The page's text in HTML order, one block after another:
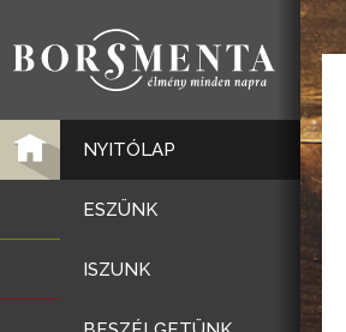
NYITÓLAP
ESZÜNK
ISZUNK